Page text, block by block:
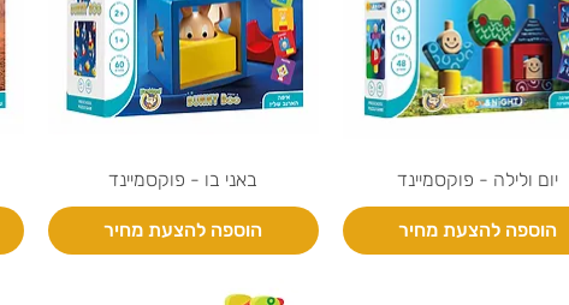
יום ולילה - פוקסמיינד
הוספה להצעת מחיר
באני בו - פוקסמיינד
הוספה להצעת מחיר